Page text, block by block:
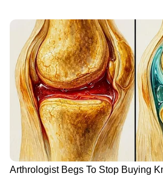
ഇപ്പോൾ ഈ വില കുറഞ്ഞ
കാറുകളിലും